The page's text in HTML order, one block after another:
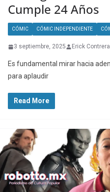
Cumple 24 Años
CÓMIC CÓMIC INDEPENDIENTE
3 septiembre, 2025 Erick
Es fundamental mirar hacia
para aplaudir
Read More